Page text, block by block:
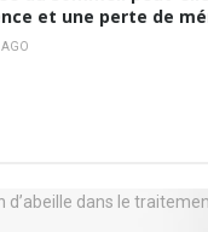
et une perte de